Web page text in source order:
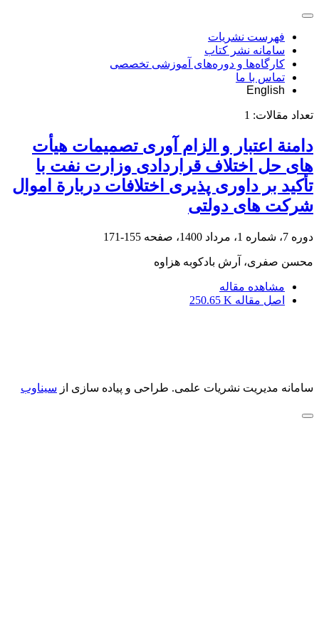
فهرست نشریات
سامانه نشر کتاب
کارگاه‌ها و دوره‌های آموزشی تخصصی
تماس با ما
English
تعداد مقالات: 1
دامنة اعتبار و الزام آوری تصمیمات هیأت
های حل اختلاف قراردادی ‏وزارت نفت با
تأکید بر داوری پذیری اختلافات دربارة اموال‏‏
شرکت های دولتی
دوره 7، شماره 1، مرداد 1400، صفحه 155-171
محسن صفری، آرش بادکوبه هزاوه
مشاهده مقاله
اصل مقاله 250.65 K
سامانه مدیریت نشریات علمی. طراحی و پیاده سازی از سیناوب